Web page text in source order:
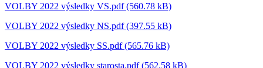
VOLBY 2022 výsledky VS.pdf (560.78 kB)
VOLBY 2022 výsledky NS.pdf (397.55 kB)
VOLBY 2022 výsledky SS.pdf (565.76 kB)
VOLBY 2022 výsledky starosta.pdf (562.58 kB)